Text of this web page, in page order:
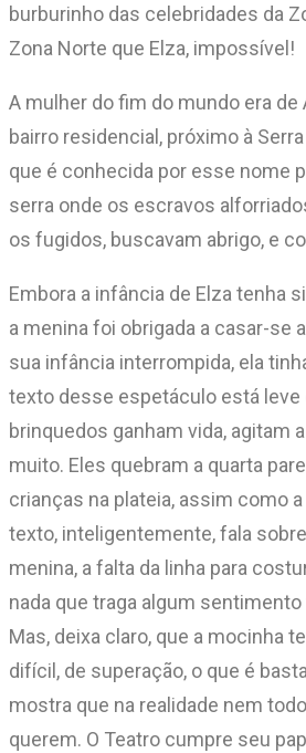
burburinho das celebridades da
Zona Norte que Elza, impossível!
A mulher do fim do mundo era de
bairro residencial, próximo à
que é conhecida por esse nome
serra onde os escravos
os fugidos, buscavam abrigo, e
Embora a infância de Elza tenha
a menina foi obrigada a casar-se
sua infância interrompida, ela
texto desse espetáculo está leve
brinquedos ganham vida, agitam
muito. Eles quebram a quarta
crianças na plateia, assim como a
texto, inteligentemente, fala
menina, a falta da linha para
nada que traga algum
Mas, deixa claro, que a mocinha
difícil, de superação, o que é
mostra que na realidade nem
querem. O Teatro cumpre seu